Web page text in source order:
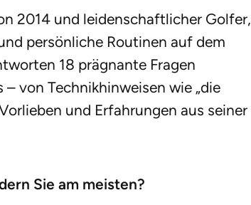
2014 und leidenschaftlicher Golfer,
persönliche Routinen auf dem
18 prägnante Fragen
von Technikhinweisen wie „die
und Erfahrungen aus seiner
Sie am meisten?